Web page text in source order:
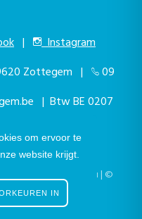
om ervoor te
website krijgt.
IN
|
Instagram
Zottegem |
09
| Btw BE 0207
van 9.00u tot 12.00u | ©
The eForum Factory